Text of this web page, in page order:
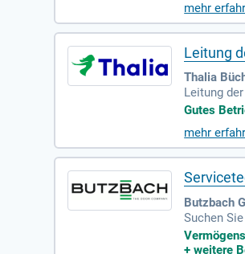
ktur und
mehr
Leitung
Thalia
Leitung
r
Inhalte
Gutes
mehr
Butzbach
Suchen
ir Ihnen
alyse und
+weitere